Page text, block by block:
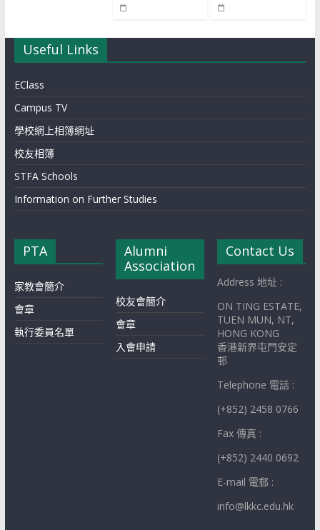
Useful Links
EClass
Campus TV
學校網上相簿網址
校友相簿
STFA Schools
Information on Further Studies
PTA
家教會簡介
會章
執行委員名單
Alumni
Association
校友會簡介
會章
入會申請
Contact Us
Address 地址 :
ON TING ESTATE,
TUEN MUN, NT,
HONG KONG
香港新界屯門安定
邨
Telephone 電話 :
(+852) 2458 0766
Fax 傳真 :
(+852) 2440 0692
E-mail 電郵 :
info@lkkc.edu.hk